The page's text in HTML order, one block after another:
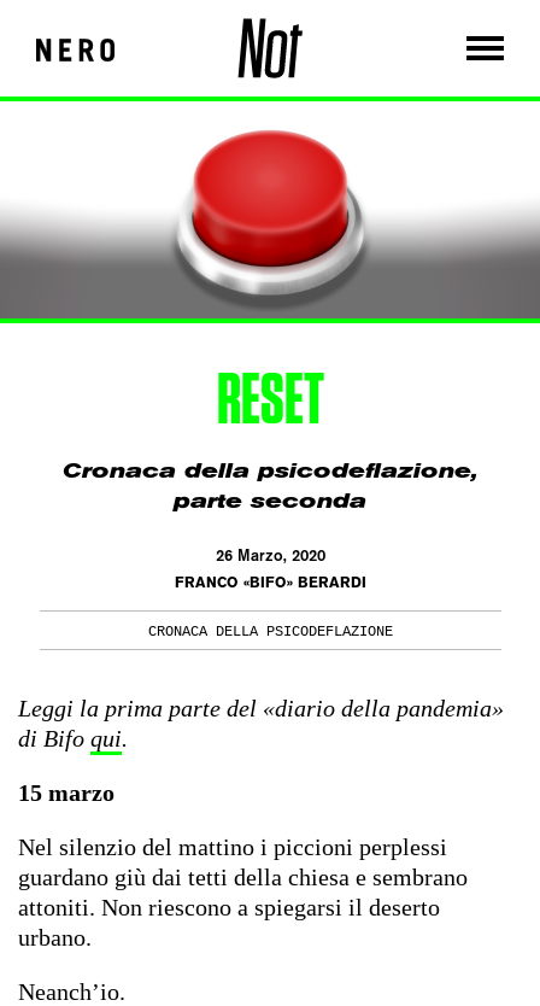
RESET
Cronaca della psicodeflazione,
parte seconda
26 Marzo, 2020
FRANCO «BIFO» BERARDI
CRONACA DELLA PSICODEFLAZIONE
Leggi la prima parte del «diario della pandemia»
di Bifo qui.
15 marzo
Nel silenzio del mattino i piccioni perplessi
guardano giù dai tetti della chiesa e sembrano
attoniti. Non riescono a spiegarsi il deserto
urbano.
Neanch’io.